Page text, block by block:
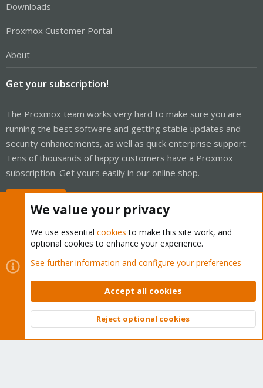
Downloads
Proxmox Customer Portal
About
Get your subscription!
The Proxmox team works very hard to make sure you are
running the best software and getting stable updates and
security enhancements, as well as quick enterprise support.
Tens of thousands of happy customers have a Proxmox
subscription. Get yours easily in our online shop.
Cookies
Proxmox Support Forum - Light Mode
Contact us
Terms and rules Privacy policy Help Home
Community platform by XenForo © 2010-2026 XenForo Ltd.
Top
We value your privacy
We use essential cookies to make this site work, and
optional cookies to enhance your experience.
See further information and configure your preferences
Accept all cookies
Reject optional cookies